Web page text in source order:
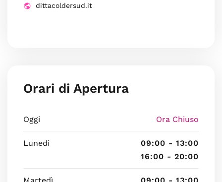
dittacoldersud.it
Orari di Apertura
Oggi Ora Chiuso
Lunedì
09:00 - 13:00
16:00 - 20:00